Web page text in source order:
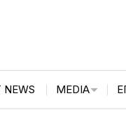
NEWS MEDIA